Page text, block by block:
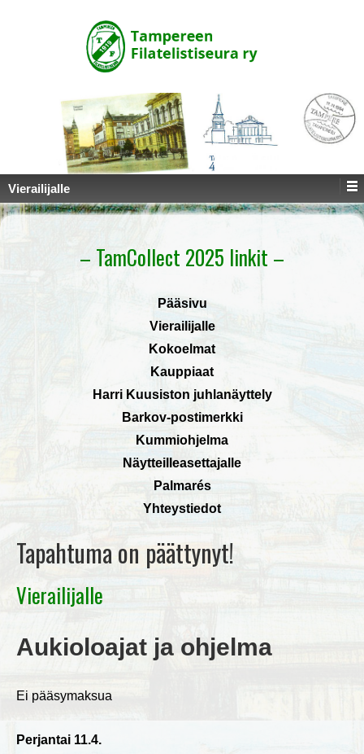
Vierailijalle
– TamCollect 2025 linkit –
Pääsivu
Vierailijalle
Kokoelmat
Kauppiaat
Harri Kuusiston juhlanäyttely
Barkov-postimerkki
Kummiohjelma
Näytteilleasettajalle
Palmarés
Yhteystiedot
Tapahtuma on päättynyt!
Vierailijalle
Aukioloajat ja ohjelma
Ei pääsymaksua
Perjantai 11.4.